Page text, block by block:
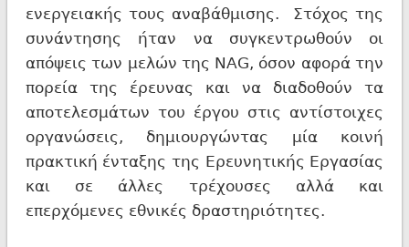
ενεργειακής τους αναβάθμισης. Στόχος της
συνάντησης ήταν να συγκεντρωθούν οι
απόψεις των μελών της NAG, όσον αφορά την
πορεία της έρευνας και να διαδοθούν τα
αποτελεσμάτων του έργου στις αντίστοιχες
οργανώσεις, δημιουργώντας μία κοινή
πρακτική ένταξης της Ερευνητικής Εργασίας
και σε άλλες τρέχουσες αλλά και
επερχόμενες εθνικές δραστηριότητες.